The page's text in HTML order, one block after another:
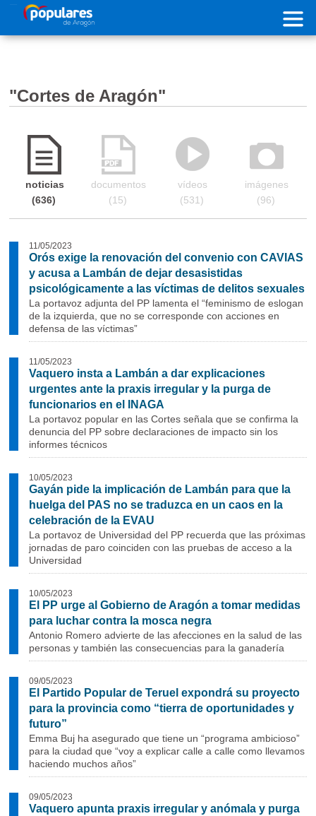
Pasar al contenido principal
"Cortes de Aragón"
noticias
636
documentos
15
vídeos
531
imágenes
96
11/05/2023
Orós exige la renovación del convenio con CAVIAS
y acusa a Lambán de dejar desasistidas
psicológicamente a las víctimas de delitos sexuales
La portavoz adjunta del PP lamenta el “feminismo de eslogan
de la izquierda, que no se corresponde con acciones en
defensa de las víctimas”
11/05/2023
Vaquero insta a Lambán a dar explicaciones
urgentes ante la praxis irregular y la purga de
funcionarios en el INAGA
La portavoz popular en las Cortes señala que se confirma la
denuncia del PP sobre declaraciones de impacto sin los
informes técnicos
10/05/2023
Gayán pide la implicación de Lambán para que la
huelga del PAS no se traduzca en un caos en la
celebración de la EVAU
La portavoz de Universidad del PP recuerda que las próximas
jornadas de paro coinciden con las pruebas de acceso a la
Universidad
10/05/2023
El PP urge al Gobierno de Aragón a tomar medidas
para luchar contra la mosca negra
Antonio Romero advierte de las afecciones en la salud de las
personas y también las consecuencias para la ganadería
09/05/2023
El Partido Popular de Teruel expondrá su proyecto
para la provincia como “tierra de oportunidades y
futuro”
Emma Buj ha asegurado que tiene un “programa ambicioso”
para la ciudad que “voy a explicar calle a calle como llevamos
haciendo muchos años”
09/05/2023
Vaquero apunta praxis irregular y anómala y purga